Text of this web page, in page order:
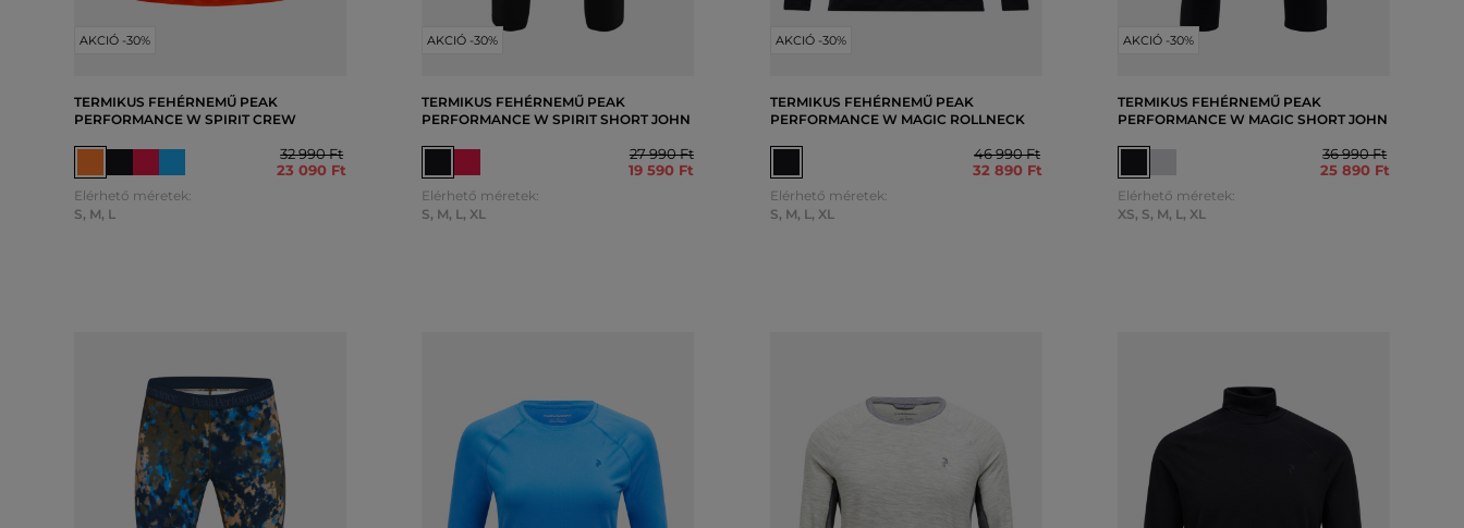
AKCIÓ -30%
TERMIKUS FEHÉRNEMŰ PEAK
PERFORMANCE W SPIRIT CREW
32 990 Ft
23 090 Ft
Elérhető méretek:
S, M, L
AKCIÓ -30%
TERMIKUS FEHÉRNEMŰ PEAK
PERFORMANCE W SPIRIT SHORT JOHN
27 990 Ft
19 590 Ft
Elérhető méretek:
S, M, L, XL
AKCIÓ -30%
TERMIKUS FEHÉRNEMŰ PEAK
PERFORMANCE W MAGIC ROLLNECK
46 990 Ft
32 890 Ft
Elérhető méretek:
S, M, L, XL
AKCIÓ -30%
TERMIKUS FEHÉRNEMŰ PEAK
PERFORMANCE W MAGIC SHORT JOHN
36 990 Ft
25 890 Ft
Elérhető méretek:
XS, S, M, L, XL